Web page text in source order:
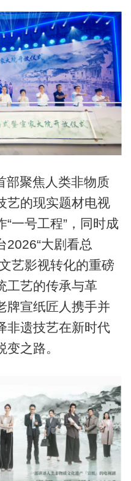
部聚焦人类非物质
的现实题材电视
一号工程”，同时成
2026“大剧看总
艺影视转化的重磅
工艺的传承与革
牌宣纸匠人携手并
非遗技艺在新时代
之路。